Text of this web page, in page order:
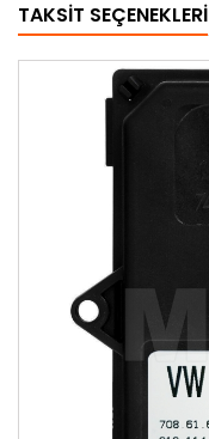
TAKSIT SEÇENEKLERI